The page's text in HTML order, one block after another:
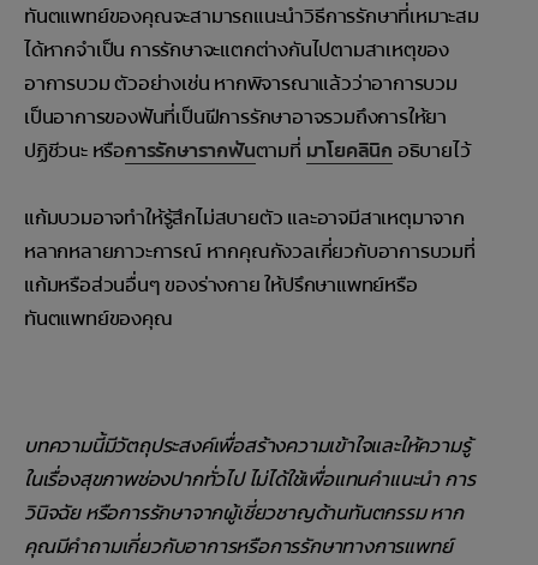
ทันตแพทย์ของคุณจะสามารถแนะนำวิธีการรักษาที่เหมาะสม
ได้หากจำเป็น การรักษาจะแตกต่างกันไปตามสาเหตุของ
อาการบวม ตัวอย่างเช่น หากพิจารณาแล้วว่าอาการบวม
เป็นอาการของฟันที่เป็นฝีการรักษาอาจรวมถึงการให้ยา
ปฏิชีวนะ หรือการรักษารากฟันตามที่ มาโยคลินิก อธิบายไว้
แก้มบวมอาจทำให้รู้สึกไม่สบายตัว และอาจมีสาเหตุมาจาก
หลากหลายภาวะการณ์ หากคุณกังวลเกี่ยวกับอาการบวมที่
แก้มหรือส่วนอื่นๆ ของร่างกาย ให้ปรึกษาแพทย์หรือ
ทันตแพทย์ของคุณ
บทความนี้มีวัตถุประสงค์เพื่อสร้างความเข้าใจและให้ความรู้
ในเรื่องสุขภาพช่องปากทั่วไป ไม่ได้ใช้เพื่อแทนคำแนะนำ การ
วินิจฉัย หรือการรักษาจากผู้เชี่ยวชาญด้านทันตกรรม หาก
คุณมีคำถามเกี่ยวกับอาการหรือการรักษาทางการแพทย์